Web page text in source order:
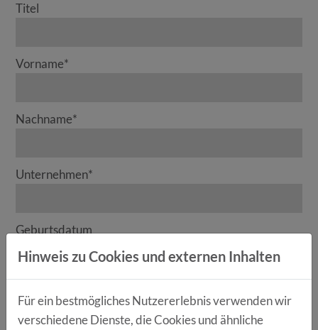
Titel
Vorname*
Nachname*
Unternehmen*
Geburtsdatum
Hinweis zu Cookies und externen Inhalten
Für ein bestmögliches Nutzererlebnis verwenden wir
verschiedene Dienste, die Cookies und ähnliche